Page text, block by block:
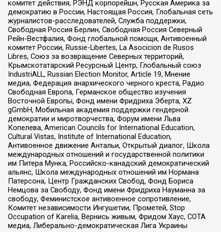
комитет действия, РЭНД корпорейшн, Русская Америка за
демократию в России, Настоящая Россия, Глобальная сеть
журналистов-расследователей, Служба поддержки,
Свободная Россия Берлин, Свободная Россия Северный
Рейн-Вестфалия, Фонд глобальной помощи, Антивоенный
комитет России, Russie-Libertes, La Asocicion de Rusos
Libres, Союз за возвращение Северных территорий,
Крымскотатарский Ресурсный Центр, Глобальный союз
IndustriALL, Russian Election Monitor, Article 19, Мнение
медиа, Федерация анархического черного креста, Радио
Свободная Европа, Германское общество изучения
Восточной Европы, Фонд имени Фридриха Эберта, XZ
gGmbH, Мобильная академия поддержки гендерной
демократии и миротворчества, Форум имени Льва
Копелева, American Councils for International Education,
Cultural Vistas, Institute of International Education,
Антивоенное движение Антальи, Открытый диалог, Школа
международных отношений и государственной политики
им Питера Мунка, Российско-канадский демократический
альянс, Школа международных отношений им Нормана
Патерсона, Центр Гражданских Свобод, Фонд Бориса
Немцова за Свободу, Фонд имени Фридриха Науманна за
свободу, Феминистское антивоенное сопротивление,
Комитет независимости Ингушетии, Прометей, Stop
Occupation of Karelia, Вернись живым, Фридом Хаус, СОТА
медиа, Либерально-демократическая Лига Украины